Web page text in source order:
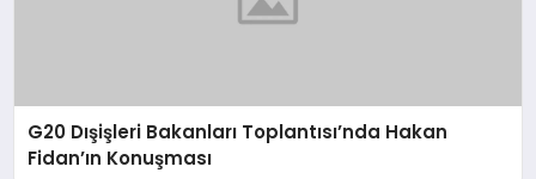
G20 Dışişleri Bakanları Toplantısı’nda Hakan
Fidan’ın Konuşması